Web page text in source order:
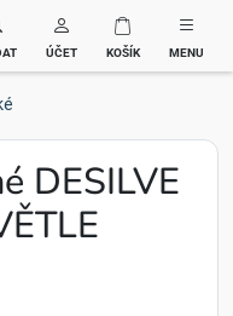
ÚČET KOŠÍK MENU
DESILVE